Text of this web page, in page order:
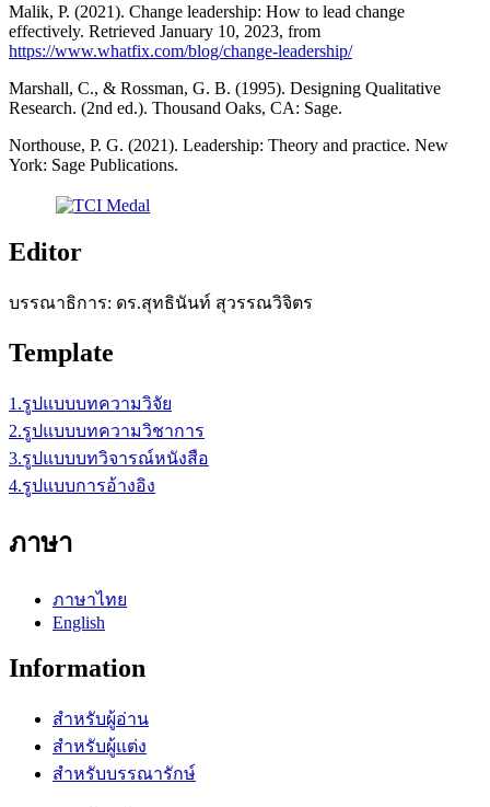
Malik, P. (2021). Change leadership: How to lead change
effectively. Retrieved January 10, 2023, from
https://www.whatfix.com/blog/change-leadership/
Marshall, C., & Rossman, G. B. (1995). Designing Qualitative
Research. (2nd ed.). Thousand Oaks, CA: Sage.
Northouse, P. G. (2021). Leadership: Theory and practice. New
York: Sage Publications.
Editor
บรรณาธิการ: ดร.สุทธินันท์ สุวรรณวิจิตร
Template
1.รูปแบบบทความวิจัย
2.รูปแบบบทความวิชาการ
3.รูปแบบบทวิจารณ์หนังสือ
4.รูปแบบการอ้างอิง
ภาษา
ภาษาไทย
English
Information
สำหรับผู้อ่าน
สำหรับผู้แต่ง
สำหรับบรรณารักษ์